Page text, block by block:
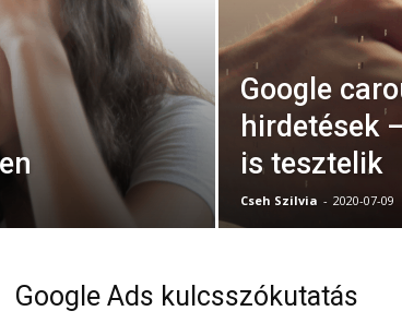
Google
hirdetések
is tesztelik
Cseh Szilvia - 2020-07-09
Google Ads kulcsszókutatás